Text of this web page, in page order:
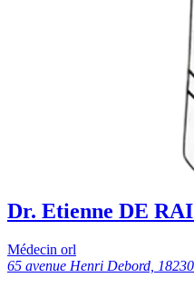
Dr. Etienne DE
Médecin orl
65 avenue Henri Debord,